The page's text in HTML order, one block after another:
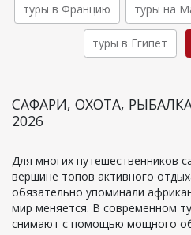
туры в Францию туры на
туры в Египет
САФАРИ, ОХОТА,
2026
Для многих путешественников
вершине топов активного
обязательно упоминали
мир меняется. В современном
снимают с помощью мощного